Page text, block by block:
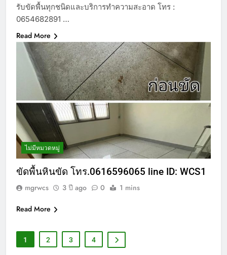
รับขัดพื้นทุกชนิดและบริการทำความสะอาด โทร :
0654682891 …
Read More
ไม่มีหมวดหมู่
ขัดพื้นหินขัด โทร.0616596065 line ID: WCS1
mgrwcs 3 ปี ago 0 1 mins
Read More
1 2 3 4